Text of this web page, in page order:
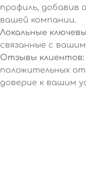
профиль, добавив
вашей компании.
Локальные
связанные с
Отзывы клиентов:
положительных
доверие к вашим